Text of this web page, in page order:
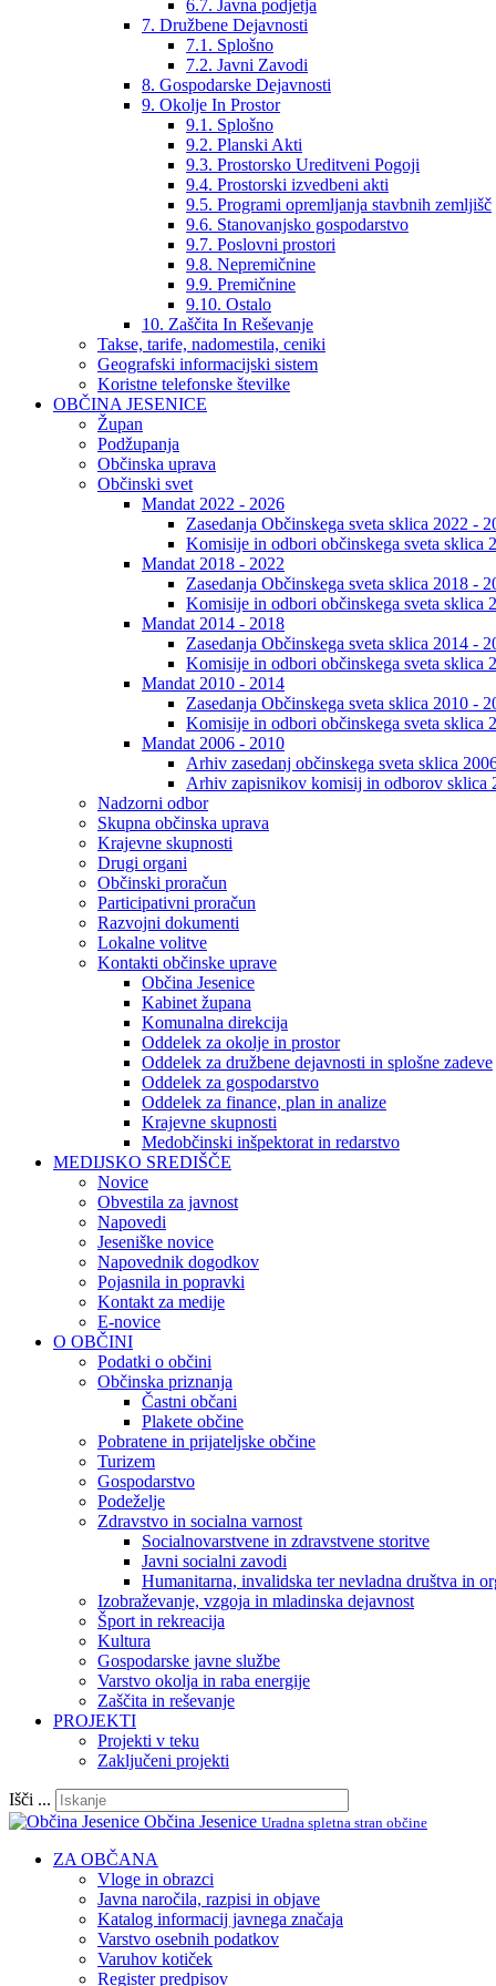
6.7. Javna podjetja
7. Družbene Dejavnosti
7.1. Splošno
7.2. Javni Zavodi
8. Gospodarske Dejavnosti
9. Okolje In Prostor
9.1. Splošno
9.2. Planski Akti
9.3. Prostorsko Ureditveni Pogoji
9.4. Prostorski izvedbeni akti
9.5. Programi opremljanja stavbnih zemljišč
9.6. Stanovanjsko gospodarstvo
9.7. Poslovni prostori
9.8. Nepremičnine
9.9. Premičnine
9.10. Ostalo
10. Zaščita In Reševanje
Takse, tarife, nadomestila, ceniki
Geografski informacijski sistem
Koristne telefonske številke
OBČINA JESENICE
Župan
Podžupanja
Občinska uprava
Občinski svet
Mandat 2022 - 2026
Zasedanja Občinskega sveta sklica 2022 -
Komisije in odbori občinskega sveta sklica
Mandat 2018 - 2022
Zasedanja Občinskega sveta sklica 2018 -
Komisije in odbori občinskega sveta sklica
Mandat 2014 - 2018
Zasedanja Občinskega sveta sklica 2014 -
Komisije in odbori občinskega sveta sklica
Mandat 2010 - 2014
Zasedanja Občinskega sveta sklica 2010 -
Komisije in odbori občinskega sveta sklica
Mandat 2006 - 2010
Arhiv zasedanj občinskega sveta sklica
Arhiv zapisnikov komisij in odborov sklica
Nadzorni odbor
Skupna občinska uprava
Krajevne skupnosti
Drugi organi
Občinski proračun
Participativni proračun
Razvojni dokumenti
Lokalne volitve
Kontakti občinske uprave
Občina Jesenice
Kabinet župana
Komunalna direkcija
Oddelek za okolje in prostor
Oddelek za družbene dejavnosti in splošne zadeve
Oddelek za gospodarstvo
Oddelek za finance, plan in analize
Krajevne skupnosti
Medobčinski inšpektorat in redarstvo
MEDIJSKO SREDIŠČE
Novice
Obvestila za javnost
Napovedi
Jeseniške novice
Napovednik dogodkov
Pojasnila in popravki
Kontakt za medije
E-novice
O OBČINI
Podatki o občini
Občinska priznanja
Častni občani
Plakete občine
Pobratene in prijateljske občine
Turizem
Gospodarstvo
Podeželje
Zdravstvo in socialna varnost
Socialnovarstvene in zdravstvene storitve
Javni socialni zavodi
Humanitarna, invalidska ter nevladna društva in
Izobraževanje, vzgoja in mladinska dejavnost
Šport in rekreacija
Kultura
Gospodarske javne službe
Varstvo okolja in raba energije
Zaščita in reševanje
PROJEKTI
Projekti v teku
Zaključeni projekti
Išči ...
Občina Jesenice Uradna spletna stran občine
ZA OBČANA
Vloge in obrazci
Javna naročila, razpisi in objave
Katalog informacij javnega značaja
Varstvo osebnih podatkov
Varuhov kotiček
Register predpisov